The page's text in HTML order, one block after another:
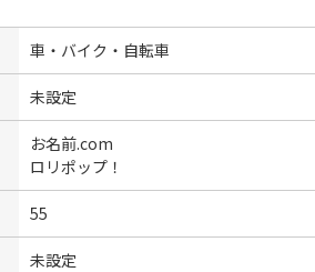
車・バイク・自転車
未設定
お名前.com
ロリポップ！
55
未設定